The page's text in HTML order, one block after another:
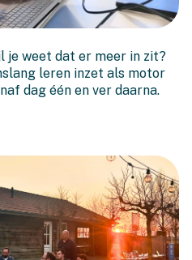
je weet dat er meer in zit?
leren inzet als motor
dag één en ver daarna.